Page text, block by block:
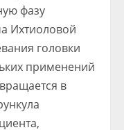
фазу
Ихтиоловой
головки
применений
в